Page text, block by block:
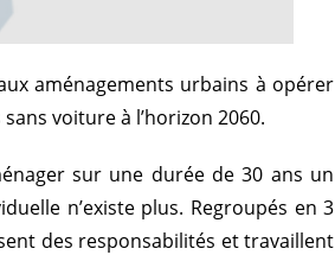
aménagements urbains à opérer
voiture à l’horizon 2060.
sur une durée de 30 ans un
n’existe plus. Regroupés en 3
des responsabilités et travaillent